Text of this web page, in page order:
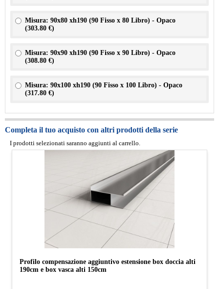
Misura: 90x80 xh190 (90 Fisso x 80 Libro) - Opaco
(303.80 €)
Misura: 90x90 xh190 (90 Fisso x 90 Libro) - Opaco
(308.80 €)
Misura: 90x100 xh190 (90 Fisso x 100 Libro) - Opaco
(317.80 €)
Completa il tuo acquisto con altri prodotti della serie
I prodotti selezionati saranno aggiunti al carrello.
Profilo compensazione aggiuntivo estensione box doccia alti
190cm e box vasca alti 150cm